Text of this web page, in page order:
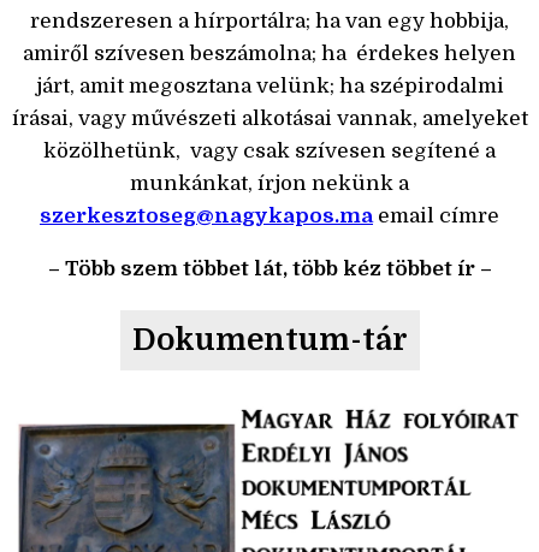
rendszeresen a hírportálra; ha van egy hobbija,
amiről szívesen beszámolna; ha érdekes helyen
járt, amit megosztana velünk; ha szépirodalmi
írásai, vagy művészeti alkotásai vannak, amelyeket
közölhetünk, vagy csak szívesen segítené a
munkánkat, írjon nekünk a
szerkesztoseg@nagykapos.ma email címre
– Több szem többet lát, több kéz többet ír –
Dokumentum-tár